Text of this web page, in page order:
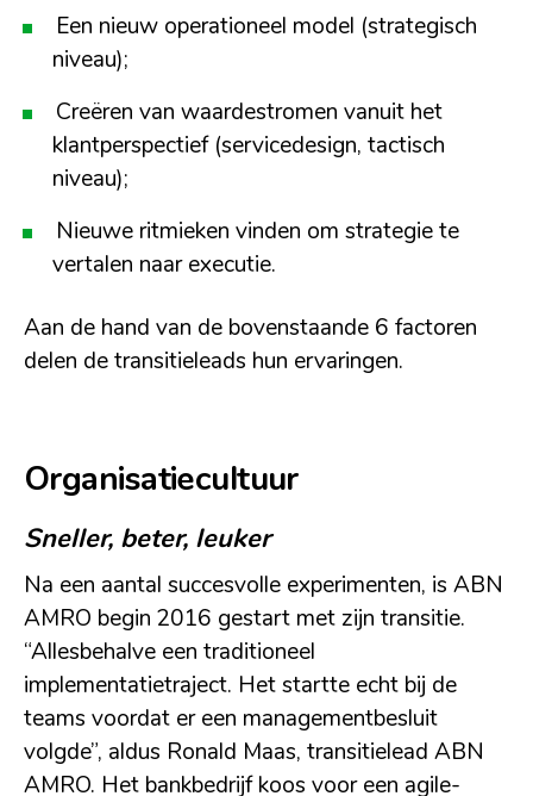
Een nieuw operationeel model (strategisch
niveau);
Creëren van waardestromen vanuit het
klantperspectief (servicedesign, tactisch
niveau);
Nieuwe ritmieken vinden om strategie te
vertalen naar executie.
Aan de hand van de bovenstaande 6 factoren
delen de transitieleads hun ervaringen.
Organisatiecultuur
Sneller, beter, leuker
Na een aantal succesvolle experimenten, is ABN
AMRO begin 2016 gestart met zijn transitie.
“Allesbehalve een traditioneel
implementatietraject. Het startte echt bij de
teams voordat er een managementbesluit
volgde”, aldus Ronald Maas, transitielead ABN
AMRO. Het bankbedrijf koos voor een agile-